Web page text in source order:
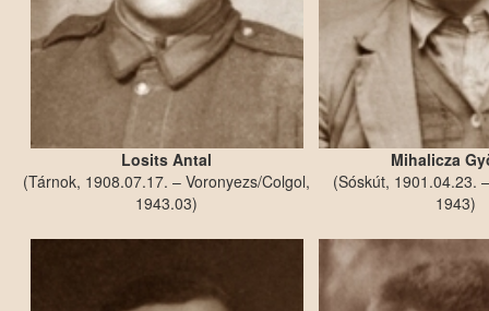
Losits Antal
(Tárnok, 1908.07.17. – Voronyezs/Colgol,
1943.03)
Mihalicza
(Sóskút, 1901.04.23.
1943)